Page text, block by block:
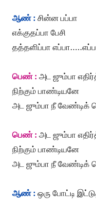
ஆண் : சின்ன பப்பா
எக்குதப்பா பேசி
தத்தளிப்பா
பெண் : அட ஜும்பா
நிற்கும் பாண்டியனே
அட ஜும்பா நீ
பெண் : அட ஜும்பா
நிற்கும் பாண்டியனே
அட ஜும்பா நீ
ஆண் : ஒரு போட்டி